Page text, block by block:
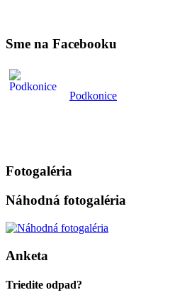
Sme na Facebooku
Podkonice
Fotogaléria
Náhodná fotogaléria
Anketa
Triedite odpad?